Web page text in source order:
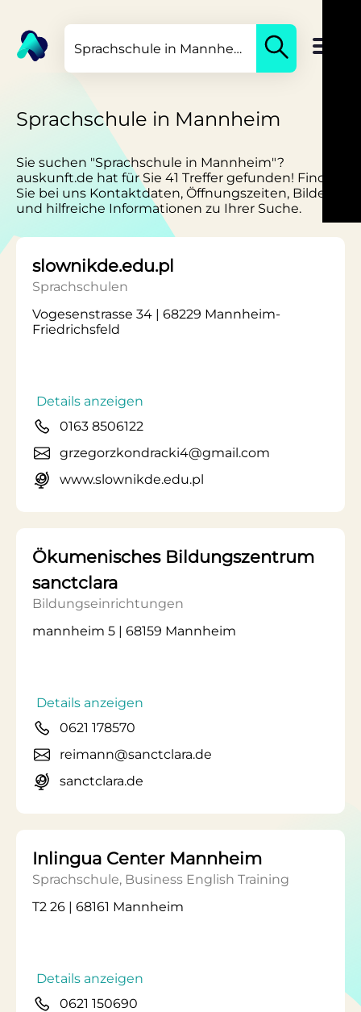
Sprachschule in Mannheim
Sie suchen "Sprachschule in Mannheim"?
auskunft.de hat für Sie 41 Treffer gefunden! Finden
Sie bei uns Kontaktdaten, Öffnungszeiten, Bilder
und hilfreiche Informationen zu Ihrer Suche.
slownikde.edu.pl
Sprachschulen
Vogesenstrasse 34 | 68229 Mannheim-
Friedrichsfeld
Details anzeigen
0163 8506122
grzegorzkondracki4@gmail.com
www.slownikde.edu.pl
Ökumenisches Bildungszentrum
sanctclara
Bildungseinrichtungen
mannheim 5 | 68159 Mannheim
Details anzeigen
0621 178570
reimann@sanctclara.de
sanctclara.de
Inlingua Center Mannheim
Sprachschule, Business English Training
T2 26 | 68161 Mannheim
Details anzeigen
0621 150690